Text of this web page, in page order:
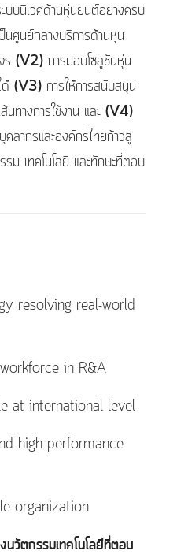
บนิเวศด้านหุ่นยนต์อย่างครบ
นศูนย์กลางบริการด้านหุ่น
ร (V2) การมอบโซลูชันหุ่น
(V3) การให้การสนับสนุน
ทางการใช้งาน และ (V4)
คลากรและองค์กรไทยก้าวสู่
ม เทคโนโลยี และทักษะที่ตอบ
resolving real-world
in R&A​
at international level
high performance
organization
นวัตกรรมเทคโนโลยีที่ตอบ